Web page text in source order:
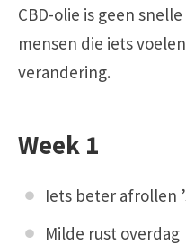
CBD-olie is geen
mensen die iets
verandering.
Week 1
Iets beter afrollen
Milde rust overdag